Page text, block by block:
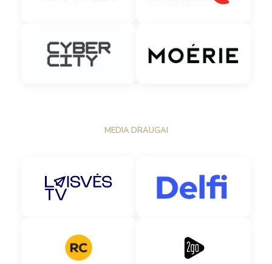
MEDIA DRAUGAI